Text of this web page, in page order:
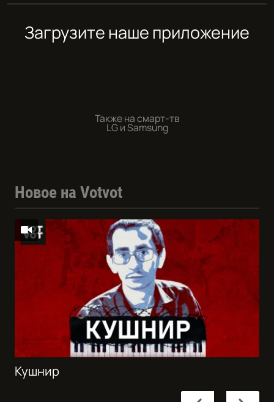
Загрузите наше приложение
Также на смарт-тв
LG и Samsung
Новое на Votvot
Previous Next
Кушнир